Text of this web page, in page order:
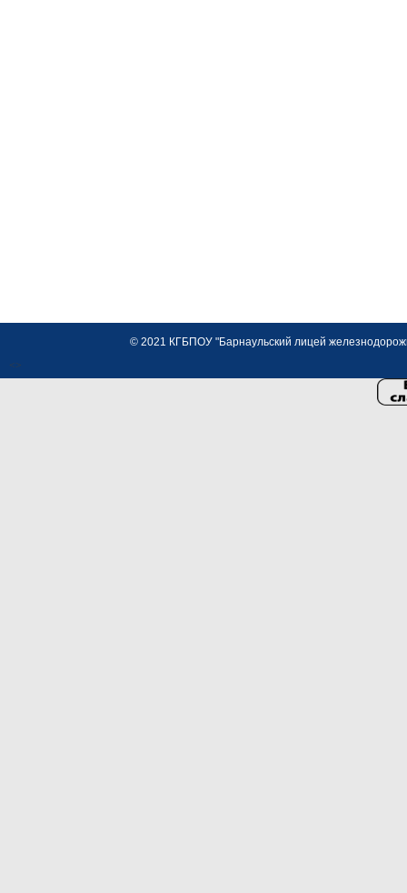
© 2021 КГБПОУ "Барнаульский лицей
<>